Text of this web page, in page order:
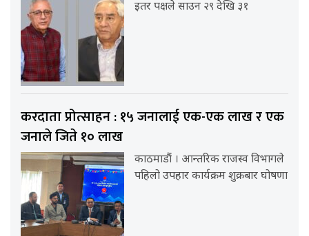
इतर पक्षले साउन २९ देखि ३१
करदाता प्रोत्साहन : १५ जनालाई एक-एक लाख र एक
जनाले जिते १० लाख
काठमाडौं । आन्तरिक राजस्व विभागले
पहिलो उपहार कार्यक्रम शुक्रबार घोषणा